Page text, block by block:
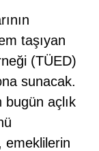
taşıyan
(TÜED)
sunacak.
bugün açlık
emeklilerin